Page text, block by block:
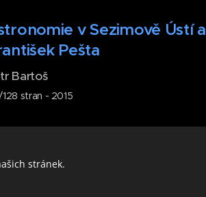
v Sezimově Ústí a
Pešta
Bartoš
stran - 2015
stránek.